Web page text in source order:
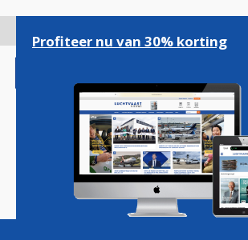
gaan
Magazine Podcasts
Profiteer nu van 30% korting